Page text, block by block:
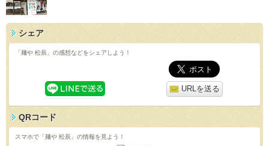
シェア
「麺や 松辰」の感想などをシェアしよう！
URLを送る
QRコード
スマホで「麺や 松辰」の情報を見よう！